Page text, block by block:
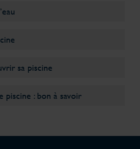
sa piscine
piscine : bon à savoir